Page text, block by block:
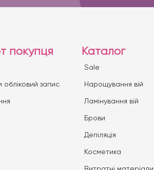
покупця
обліковий запис
Каталог
Sale
Нарощування вій
Ламінування вій
Брови
Депіляція
Косметика
Витратні матеріали